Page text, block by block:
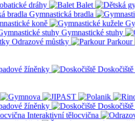
dráhy Balet
Gymnastická bradla
koně
Gymnastické stuhy
Odrazové můstky Parkour
žíněnky
Doskočiště
žíněnky Doskočiště
Interaktivní tělocvična